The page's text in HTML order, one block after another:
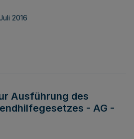
2016
Ausführung des
- AG -